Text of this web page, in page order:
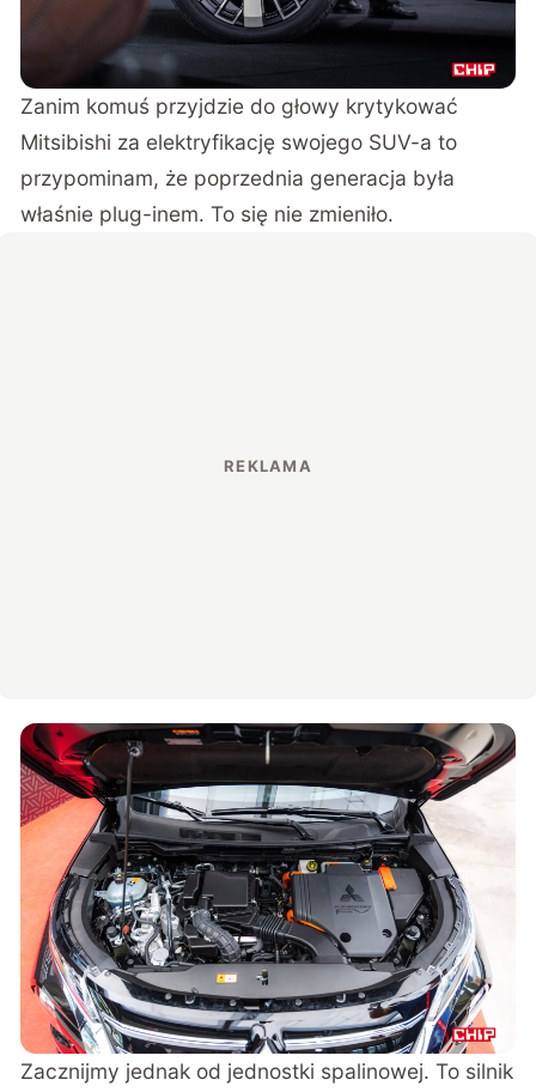
Zanim komuś przyjdzie do głowy krytykować
Mitsibishi za elektryfikację swojego SUV-a to
przypominam, że poprzednia generacja była
właśnie plug-inem. To się nie zmieniło.
Zacznijmy jednak od jednostki spalinowej. To silnik